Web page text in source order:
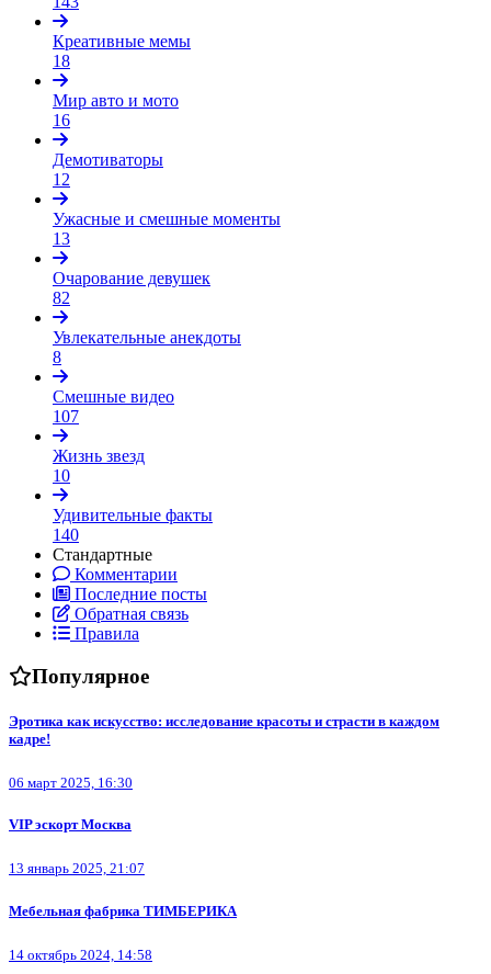
Креативные мемы
18
Мир авто и мото
16
Демотиваторы
12
Ужасные и смешные моменты
13
Очарование девушек
82
Увлекательные анекдоты
8
Смешные видео
107
Жизнь звезд
10
Удивительные факты
140
Стандартные
Комментарии
Последние посты
Обратная связь
Правила
Популярное
Эротика как искусство: исследование красоты и страсти в каждом
кадре!
06 март 2025, 16:30
VIP эскорт Москва
13 январь 2025, 21:07
Мебельная фабрика ТИМБЕРИКА
14 октябрь 2024, 14:58